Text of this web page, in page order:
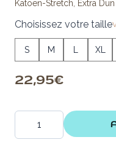
Katoen-Stretch Extra
Choisissez votre taille
S M XL
22,95 €
Quantité